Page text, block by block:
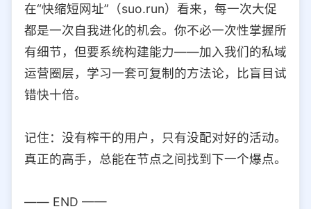
在“快缩短网址”（suo.run）看来，每一次大促
都是一次自我进化的机会。你不必一次性掌握所
有细节，但要系统构建能力——加入我们的私域
运营圈层，学习一套可复制的方法论，比盲目试
错快十倍。
记住：没有榨干的用户，只有没配对好的活动。
真正的高手，总能在节点之间找到下一个爆点。
—— END ——